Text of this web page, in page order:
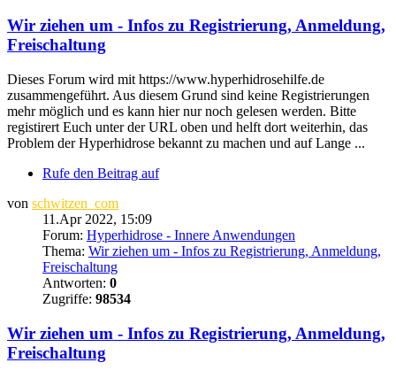
Wir ziehen um - Infos zu Registrierung, Anmeldung,
Freischaltung
Dieses Forum wird mit https://www.hyperhidrosehilfe.de
zusammengeführt. Aus diesem Grund sind keine Registrierungen
mehr möglich und es kann hier nur noch gelesen werden. Bitte
registirert Euch unter der URL oben und helft dort weiterhin, das
Problem der Hyperhidrose bekannt zu machen und auf Lange ...
Rufe den Beitrag auf
von schwitzen_com
11.Apr 2022, 15:09
Forum: Hyperhidrose - Innere Anwendungen
Thema: Wir ziehen um - Infos zu Registrierung, Anmeldung,
Freischaltung
Antworten: 0
Zugriffe: 98534
Wir ziehen um - Infos zu Registrierung, Anmeldung,
Freischaltung